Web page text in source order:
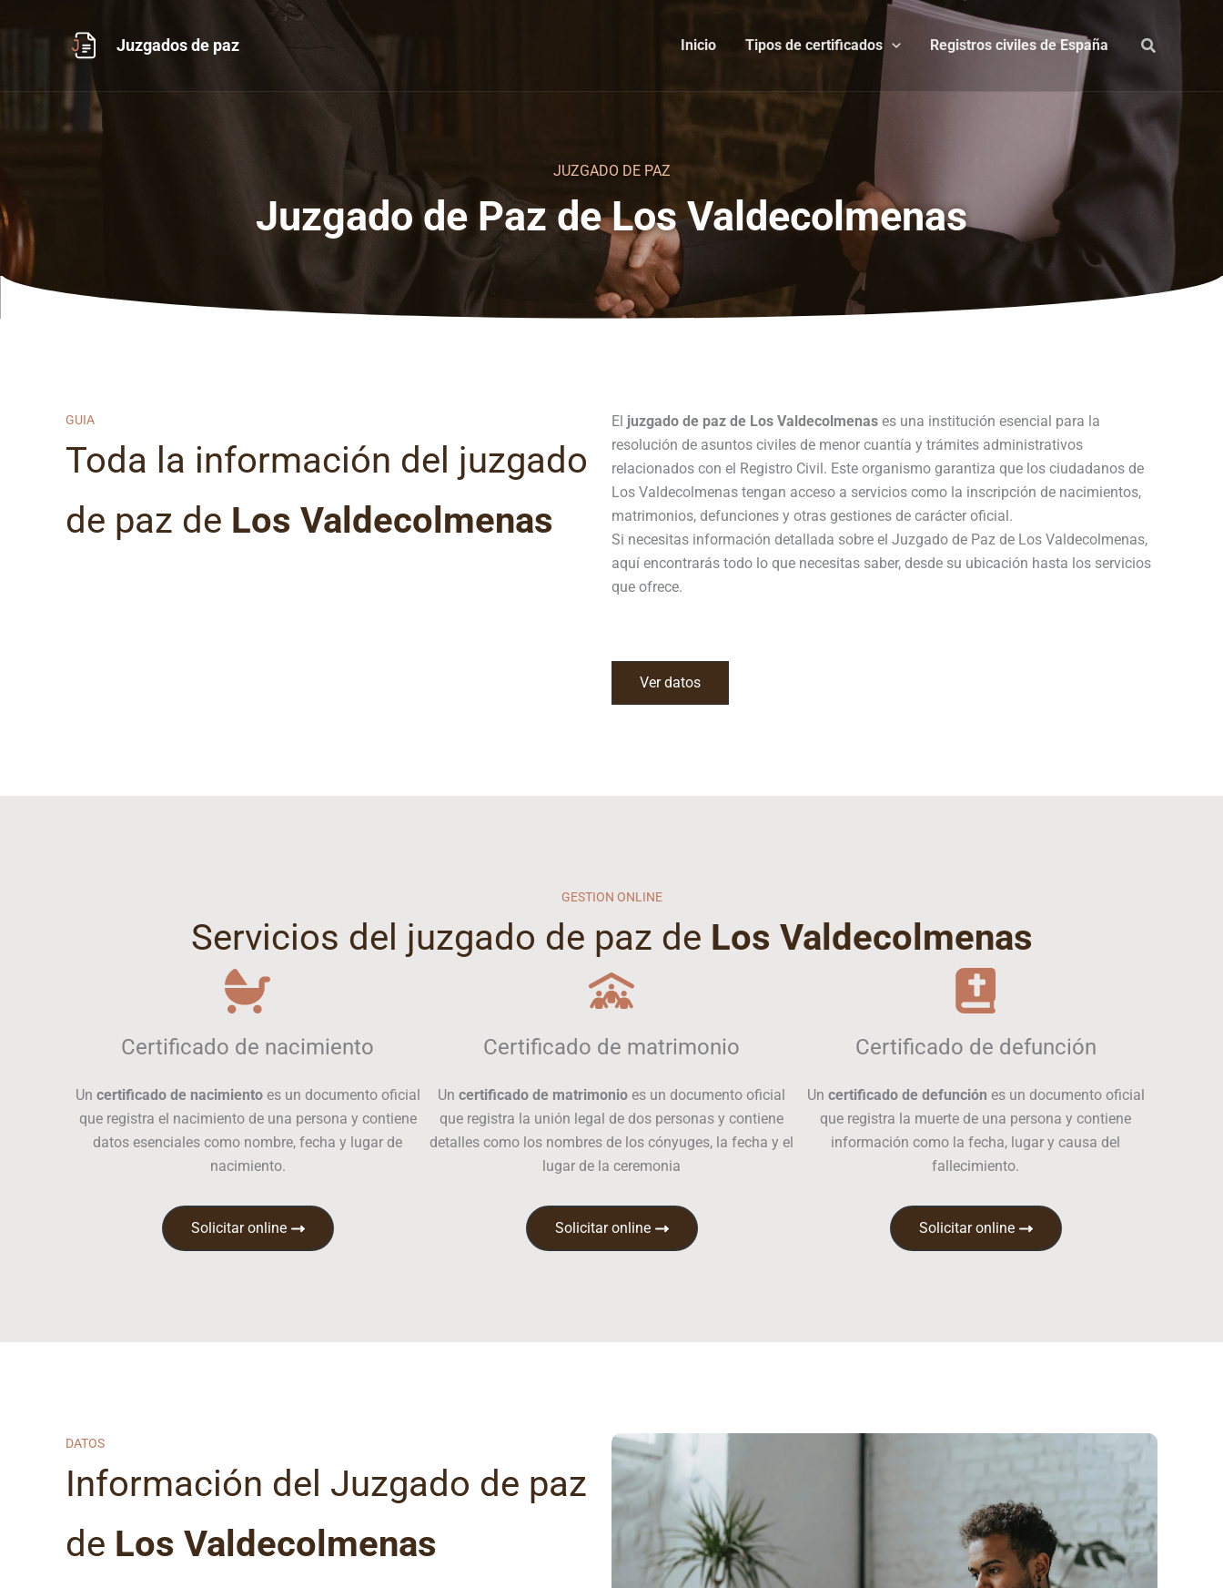
Juzgados de paz Inicio Tipos de certificados Registros civiles de España
JUZGADO DE PAZ
Juzgado de Paz de Los Valdecolmenas
GUIA
Toda la información del juzgado
de paz de Los Valdecolmenas
El juzgado de paz de Los Valdecolmenas es una institución esencial para la
resolución de asuntos civiles de menor cuantía y trámites administrativos
relacionados con el Registro Civil. Este organismo garantiza que los ciudadanos de
Los Valdecolmenas tengan acceso a servicios como la inscripción de nacimientos,
matrimonios, defunciones y otras gestiones de carácter oficial.
Si necesitas información detallada sobre el Juzgado de Paz de Los Valdecolmenas,
aquí encontrarás todo lo que necesitas saber, desde su ubicación hasta los servicios
que ofrece.
Ver datos
GESTION ONLINE
Servicios del juzgado de paz de Los Valdecolmenas
Certificado de nacimiento
Un certificado de nacimientoes un documento oficial
que registra el nacimiento de una persona y contiene
datos esenciales como nombre, fecha y lugar de
nacimiento.
Solicitar online
Certificado de matrimonio
Un certificado de matrimonio es un documento oficial
que registra la unión legal de dos personas y contiene
detalles como los nombres de los cónyuges, la fecha y el
lugar de la ceremonia
Solicitar online
Certificado de defunción
Un certificado de defunción es un documento oficial
que registra la muerte de una persona y contiene
información como la fecha, lugar y causa del
fallecimiento.
Solicitar online
DATOS
Información del Juzgado de paz
de Los Valdecolmenas